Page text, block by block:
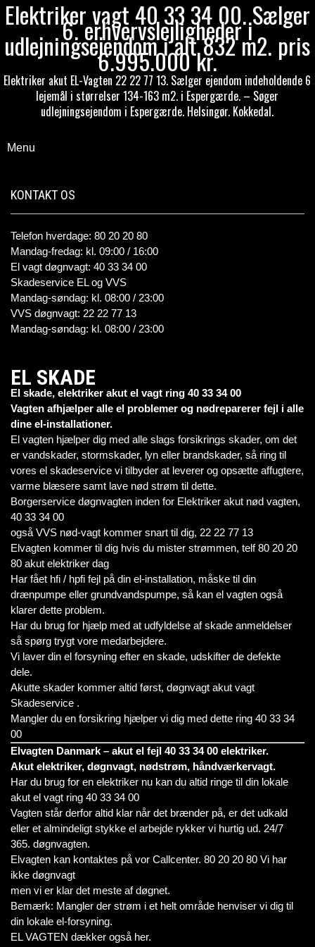
Elektriker vagt 40 33 34 00. Sælger
6. erhvervslejligheder i
udlejningsejendom i alt 832 m2. pris
6.995.000 kr.
Elektriker akut EL-Vagten 22 22 77 13. Sælger ejendom indeholdende 6
lejemål i størrelser 134-163 m2. i Espergærde. – Søger
udlejningsejendom i Espergærde. Helsingør. Kokkedal.
Menu
KONTAKT OS
Telefon hverdage: 80 20 20 80
Mandag-fredag: kl. 09:00 / 16:00
El vagt døgnvagt: 40 33 34 00
Skadeservice EL og VVS
Mandag-søndag: kl. 08:00 / 23:00
VVS døgnvagt: 22 22 77 13
Mandag-søndag: kl. 08:00 / 23:00
EL SKADE
El skade, elektriker akut el vagt ring 40 33 34 00
Vagten afhjælper alle el problemer og nødreparerer fejl i alle
dine el-installationer.
El vagten hjælper dig med alle slags forsikrings skader, om det
er vandskader, stormskader, lyn eller brandskader, så ring til
vores el skadeservice vi tilbyder at leverer og opsætte affugtere,
varme blæsere samt lave nød strøm til dette.
Borgerservice døgnvagten inden for Elektriker akut nød vagten,
40 33 34 00
også VVS nød-vagt kommer snart til dig, 22 22 77 13
Elvagten kommer til dig hvis du mister strømmen, telf 80 20 20
80 akut elektriker dag
Har fået hfi / hpfi fejl på din el-installation, måske til din
drænpumpe eller grundvandspumpe, så kan el vagten også
klarer dette problem.
Har du brug for hjælp med at udfyldelse af skade anmeldelser
så spørg trygt vore medarbejdere.
Vi laver din el forsyning efter en skade, udskifter de defekte
dele.
Akutte skader kommer altid først, døgnvagt akut vagt
Skadeservice .
Mangler du en forsikring hjælper vi dig med dette ring 40 33 34
00
Elvagten Danmark – akut el fejl 40 33 34 00 elektriker.
Akut elektriker, døgnvagt, nødstrøm, håndværkervagt.
Har du brug for en elektriker nu kan du altid ringe til din lokale
akut el vagt ring 40 33 34 00
Vagten står derfor altid klar når det brænder på, er det udkald
eller et almindeligt stykke el arbejde rykker vi hurtig ud. 24/7
365. døgnvagten.
Elvagten kan kontaktes på vor Callcenter. 80 20 20 80 Vi har
ikke døgnvagt
men vi er klar det meste af døgnet.
Bemærk: Mangler der strøm i et helt område henviser vi dig til
din lokale el-forsyning.
EL VAGTEN dækker også her.